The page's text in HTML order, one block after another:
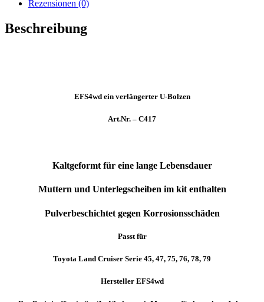
/
78
Rezensionen (0)
Beschreibung
EFS4wd ein verlängerter U-Bolzen
Art.Nr. – C417
Kaltgeformt für eine lange Lebensdauer
Muttern und Unterlegscheiben im kit enthalten
Pulverbeschichtet gegen Korrosionsschäden
Passt für
Toyota Land Cruiser Serie 45, 47, 75, 76, 78, 79
Hersteller EFS4wd